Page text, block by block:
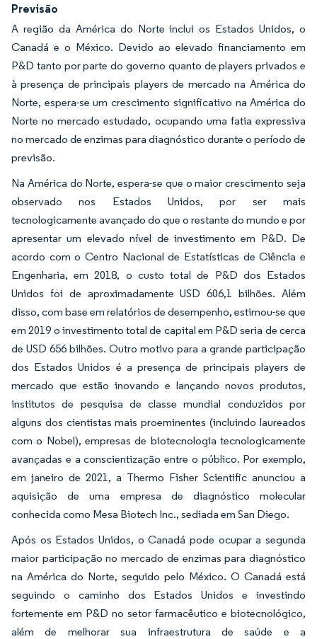
Previsão
A região da América do Norte inclui os Estados Unidos, o
Canadá e o México. Devido ao elevado financiamento em
P&D tanto por parte do governo quanto de players privados e
à presença de principais players de mercado na América do
Norte, espera-se um crescimento significativo na América do
Norte no mercado estudado, ocupando uma fatia expressiva
no mercado de enzimas para diagnóstico durante o período de
previsão.
Na América do Norte, espera-se que o maior crescimento seja
observado nos Estados Unidos, por ser mais
tecnologicamente avançado do que o restante do mundo e por
apresentar um elevado nível de investimento em P&D. De
acordo com o Centro Nacional de Estatísticas de Ciência e
Engenharia, em 2018, o custo total de P&D dos Estados
Unidos foi de aproximadamente USD 606,1 bilhões. Além
disso, com base em relatórios de desempenho, estimou-se que
em 2019 o investimento total de capital em P&D seria de cerca
de USD 656 bilhões. Outro motivo para a grande participação
dos Estados Unidos é a presença de principais players de
mercado que estão inovando e lançando novos produtos,
institutos de pesquisa de classe mundial conduzidos por
alguns dos cientistas mais proeminentes (incluindo laureados
com o Nobel), empresas de biotecnologia tecnologicamente
avançadas e a conscientização entre o público. Por exemplo,
em janeiro de 2021, a Thermo Fisher Scientific anunciou a
aquisição de uma empresa de diagnóstico molecular
conhecida como Mesa Biotech Inc., sediada em San Diego.
Após os Estados Unidos, o Canadá pode ocupar a segunda
maior participação no mercado de enzimas para diagnóstico
na América do Norte, seguido pelo México. O Canadá está
seguindo o caminho dos Estados Unidos e investindo
fortemente em P&D no setor farmacêutico e biotecnológico,
além de melhorar sua infraestrutura de saúde e a